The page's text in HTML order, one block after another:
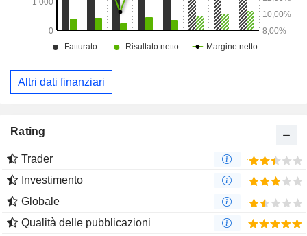
Altri dati finanziari
Rating
Trader
Investimento
Globale
Qualità delle pubblicazioni